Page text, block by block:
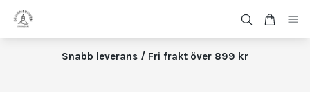
Snabb leverans / Fri frakt över 899 kr